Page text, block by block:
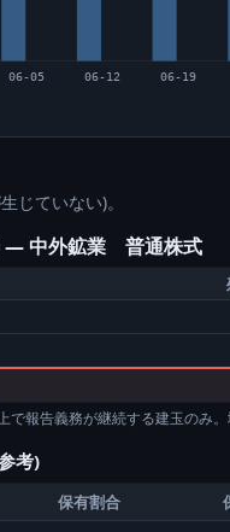
06-05 06-12 06-19
じていない)。
― 中外鉱業 普通株式
報告義務が継続する建玉のみ
考)
保有割合